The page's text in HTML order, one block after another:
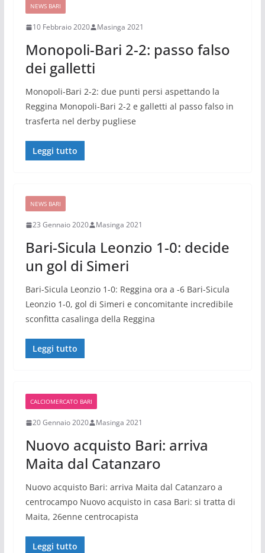
NEWS BARI
10 Febbraio 2020 Masinga 2021
Monopoli-Bari 2-2: passo falso
dei galletti
Monopoli-Bari 2-2: due punti persi aspettando la
Reggina Monopoli-Bari 2-2 e galletti al passo falso in
trasferta nel derby pugliese
Leggi tutto
NEWS BARI
23 Gennaio 2020 Masinga 2021
Bari-Sicula Leonzio 1-0: decide
un gol di Simeri
Bari-Sicula Leonzio 1-0: Reggina ora a -6 Bari-Sicula
Leonzio 1-0, gol di Simeri e concomitante incredibile
sconfitta casalinga della Reggina
Leggi tutto
CALCIOMERCATO BARI
20 Gennaio 2020 Masinga 2021
Nuovo acquisto Bari: arriva
Maita dal Catanzaro
Nuovo acquisto Bari: arriva Maita dal Catanzaro a
centrocampo Nuovo acquisto in casa Bari: si tratta di
Maita, 26enne centrocapista
Leggi tutto